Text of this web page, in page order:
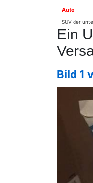
Auto
SUV der
Ein
Bild 1